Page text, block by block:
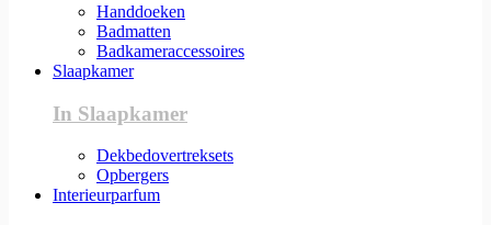
Handdoeken
Badmatten
Badkameraccessoires
Slaapkamer
In Slaapkamer
Dekbedovertreksets
Opbergers
Interieurparfum